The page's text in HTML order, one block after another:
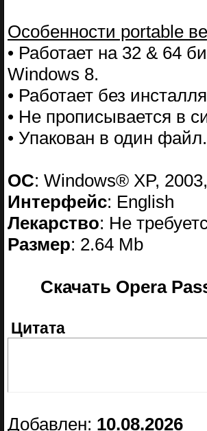
Особенности portable
• Работает на 32 & 64
Windows 8.
• Работает без
• Не прописывается в
• Упакован в один файл.
ОС: Windows® XP,
Интерфейс: English
Лекарство: Не
Размер: 2.64 Mb
Скачать Opera
Цитата
Добавлен: 10.08.2026